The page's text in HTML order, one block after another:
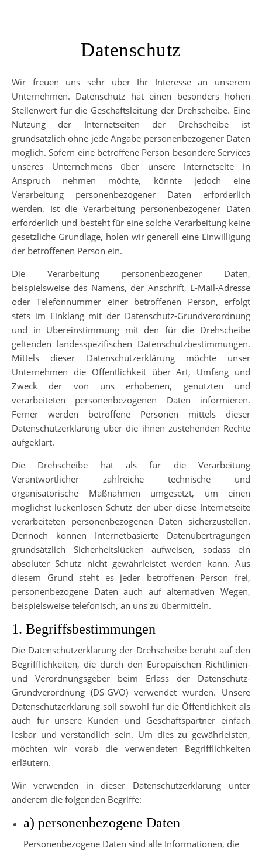
Datenschutz
Wir freuen uns sehr über Ihr Interesse an unserem
Unternehmen. Datenschutz hat einen besonders hohen
Stellenwert für die Geschäftsleitung der Drehscheibe. Eine
Nutzung der Internetseiten der Drehscheibe ist
grundsätzlich ohne jede Angabe personenbezogener Daten
möglich. Sofern eine betroffene Person besondere Services
unseres Unternehmens über unsere Internetseite in
Anspruch nehmen möchte, könnte jedoch eine
Verarbeitung personenbezogener Daten erforderlich
werden. Ist die Verarbeitung personenbezogener Daten
erforderlich und besteht für eine solche Verarbeitung keine
gesetzliche Grundlage, holen wir generell eine Einwilligung
der betroffenen Person ein.
Die Verarbeitung personenbezogener Daten,
beispielsweise des Namens, der Anschrift, E-Mail-Adresse
oder Telefonnummer einer betroffenen Person, erfolgt
stets im Einklang mit der Datenschutz-Grundverordnung
und in Übereinstimmung mit den für die Drehscheibe
geltenden landesspezifischen Datenschutzbestimmungen.
Mittels dieser Datenschutzerklärung möchte unser
Unternehmen die Öffentlichkeit über Art, Umfang und
Zweck der von uns erhobenen, genutzten und
verarbeiteten personenbezogenen Daten informieren.
Ferner werden betroffene Personen mittels dieser
Datenschutzerklärung über die ihnen zustehenden Rechte
aufgeklärt.
Die Drehscheibe hat als für die Verarbeitung
Verantwortlicher zahlreiche technische und
organisatorische Maßnahmen umgesetzt, um einen
möglichst lückenlosen Schutz der über diese Internetseite
verarbeiteten personenbezogenen Daten sicherzustellen.
Dennoch können Internetbasierte Datenübertragungen
grundsätzlich Sicherheitslücken aufweisen, sodass ein
absoluter Schutz nicht gewährleistet werden kann. Aus
diesem Grund steht es jeder betroffenen Person frei,
personenbezogene Daten auch auf alternativen Wegen,
beispielsweise telefonisch, an uns zu übermitteln.
1. Begriffsbestimmungen
Die Datenschutzerklärung der Drehscheibe beruht auf den
Begrifflichkeiten, die durch den Europäischen Richtlinien-
und Verordnungsgeber beim Erlass der Datenschutz-
Grundverordnung (DS-GVO) verwendet wurden. Unsere
Datenschutzerklärung soll sowohl für die Öffentlichkeit als
auch für unsere Kunden und Geschäftspartner einfach
lesbar und verständlich sein. Um dies zu gewährleisten,
möchten wir vorab die verwendeten Begrifflichkeiten
erläutern.
Wir verwenden in dieser Datenschutzerklärung unter
anderem die folgenden Begriffe:
a) personenbezogene Daten
Personenbezogene Daten sind alle Informationen, die